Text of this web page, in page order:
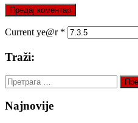
Current ye@r *
Traži:
Претрага
за:
Najnovije